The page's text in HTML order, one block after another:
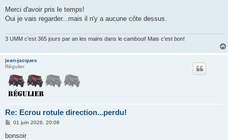
s
a
Merci d'avoir pris le temps!
Oui je vais regarder...mais il n'y a aucune côte dessus.
3 UMM c'est 365 jours par an les mains dans le camboui! Mais c'est bon!
jean-jacques
Régulier
Re: Ecrou rotule direction...perdu!
M
s
01 juin 2026, 20:08
bonsoir